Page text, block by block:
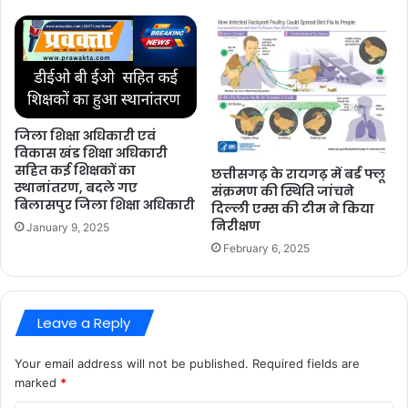
जिला शिक्षा अधिकारी एवं
विकास खंड शिक्षा अधिकारी
सहित कई शिक्षकों का
स्थानांतरण, बदले गए
बिलासपुर जिला शिक्षा अधिकारी
January 9, 2025
छत्तीसगढ़ के रायगढ़ में बर्ड फ्लू
संक्रमण की स्थिति जांचने
दिल्ली एम्स की टीम ने किया
निरीक्षण
February 6, 2025
Leave a Reply
Your email address will not be published. Required fields are
marked *